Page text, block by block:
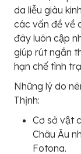
da liễu giàu
các vấn đề về
đây luôn cập
giúp rút ngắn
hạn chế tình
Những lý do
Thịnh:
Cơ sở vật
Châu Âu
Fotona.